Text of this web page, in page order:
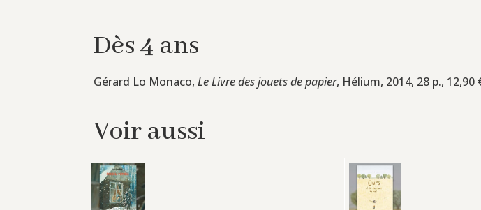
Dès 4 ans
Gérard Lo Monaco,Le Livre des jouets de papier, Hélium, 2014, 28 p.,
Voir aussi